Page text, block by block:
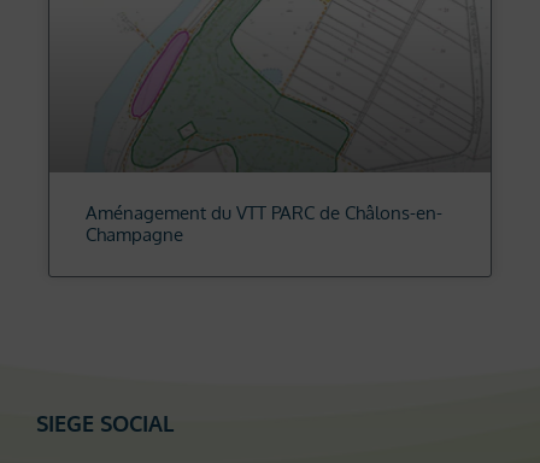
Aménagement du VTT PARC de Châlons-en-
Champagne
SIEGE SOCIAL